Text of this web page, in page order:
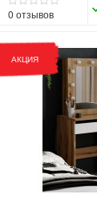
0 отзывов
фасаду:
Феникс
ЛДСП
каркасу:
АКЦИЯ